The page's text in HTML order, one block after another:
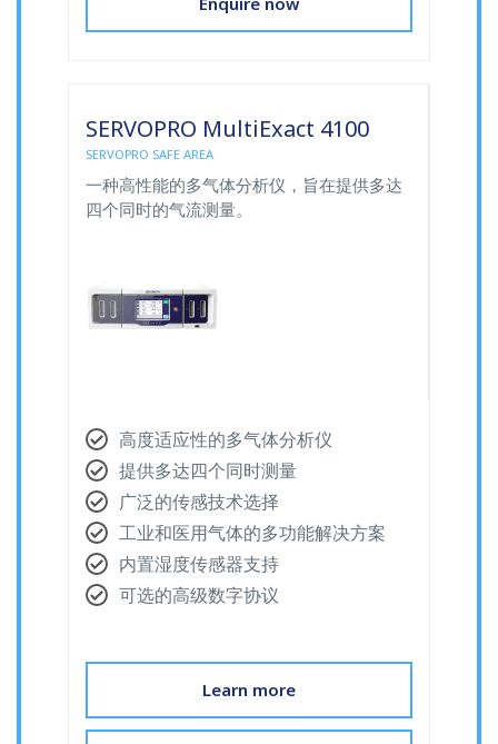
SERVOPRO MultiExact 4100
SERVOPRO SAFE AREA
一种高性能的多气体分析仪，旨在提供多达
四个同时的气流测量。
高度适应性的多气体分析仪
提供多达四个同时测量
广泛的传感技术选择
工业和医用气体的多功能解决方案
内置湿度传感器支持
可选的高级数字协议
Learn more